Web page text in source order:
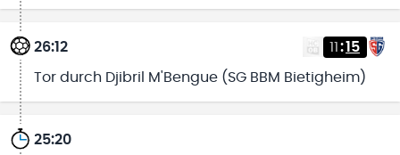
26:12 11 :15
Tor durch Djibril M'Bengue (SG BBM Bietigheim)
25:20